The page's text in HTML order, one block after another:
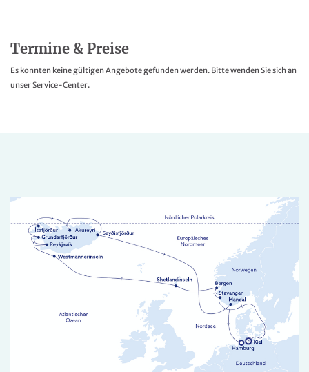
Termine & Preise
Es konnten keine gültigen Angebote gefunden werden. Bitte wenden Sie sich an
unser Service-Center.